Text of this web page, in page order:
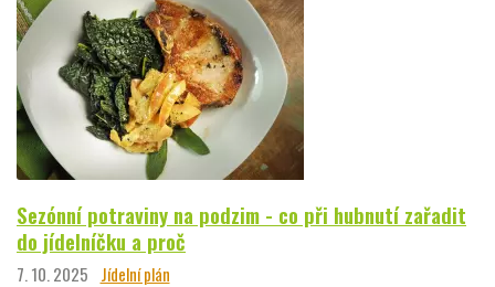
Sezónní potraviny na podzim - co při hubnutí zařadit
do jídelníčku a proč
7. 10. 2025 Jídelní plán